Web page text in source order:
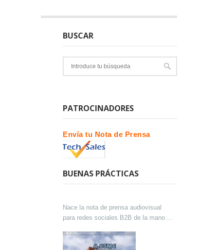
BUSCAR
PATROCINADORES
Envía tu Nota de Prensa
BUENAS PRÁCTICAS
Nace la nota de prensa audiovisual
para redes sociales B2B de la mano de